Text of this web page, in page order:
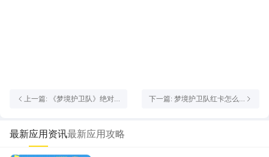
上一篇: 《梦境护卫队》绝对
下一篇: 梦境护卫队红卡怎么
最新应用资讯最新应用攻略